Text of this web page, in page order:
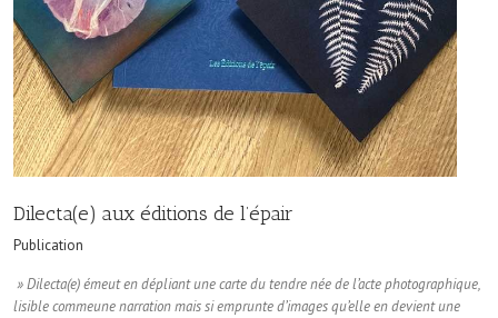
Dilecta(e) aux éditions de l’épair
Publication
» Dilecta(e) émeut en dépliant une carte du tendre née de l’acte photographique,
lisible commeune narration mais si emprunte d’images qu’elle en devient une